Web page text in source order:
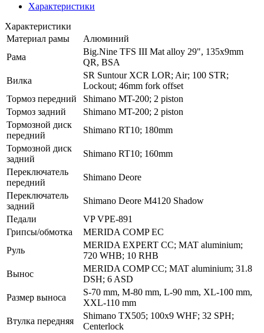
Характеристики
Характеристики
Материал рамы
Алюминий
Рама
Big.Nine TFS III Mat alloy 29", 135x9mm
QR, BSA
Вилка
SR Suntour XCR LOR; Air; 100 STR;
Lockout; 46mm fork offset
Тормоз передний
Shimano MT-200; 2 piston
Тормоз задний
Shimano MT-200; 2 piston
Тормозной диск
передний
Shimano RT10; 180mm
Тормозной диск
задний
Shimano RT10; 160mm
Переключатель
передний
Shimano Deore
Переключатель
задний
Shimano Deore M4120 Shadow
Педали
VP VPE-891
Грипсы/обмотка
MERIDA COMP EC
Руль
MERIDA EXPERT CC; MAT aluminium;
720 WHB; 10 RHB
Вынос
MERIDA COMP CC; MAT aluminium; 31.8
DSH; 6 ASD
Размер выноса
S-70 mm, M-80 mm, L-90 mm, XL-100 mm,
XXL-110 mm
Втулка передняя
Shimano TX505; 100x9 WHF; 32 SPH;
Centerlock